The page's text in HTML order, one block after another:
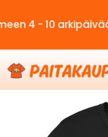
10 arkipäivää